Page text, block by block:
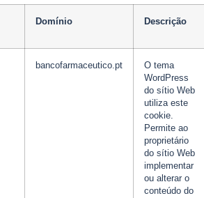
Domínio Descrição
bancofarmaceutico.pt
O tema
WordPress
do sítio Web
utiliza este
cookie.
Permite ao
proprietário
do sítio Web
implementar
ou alterar o
conteúdo do